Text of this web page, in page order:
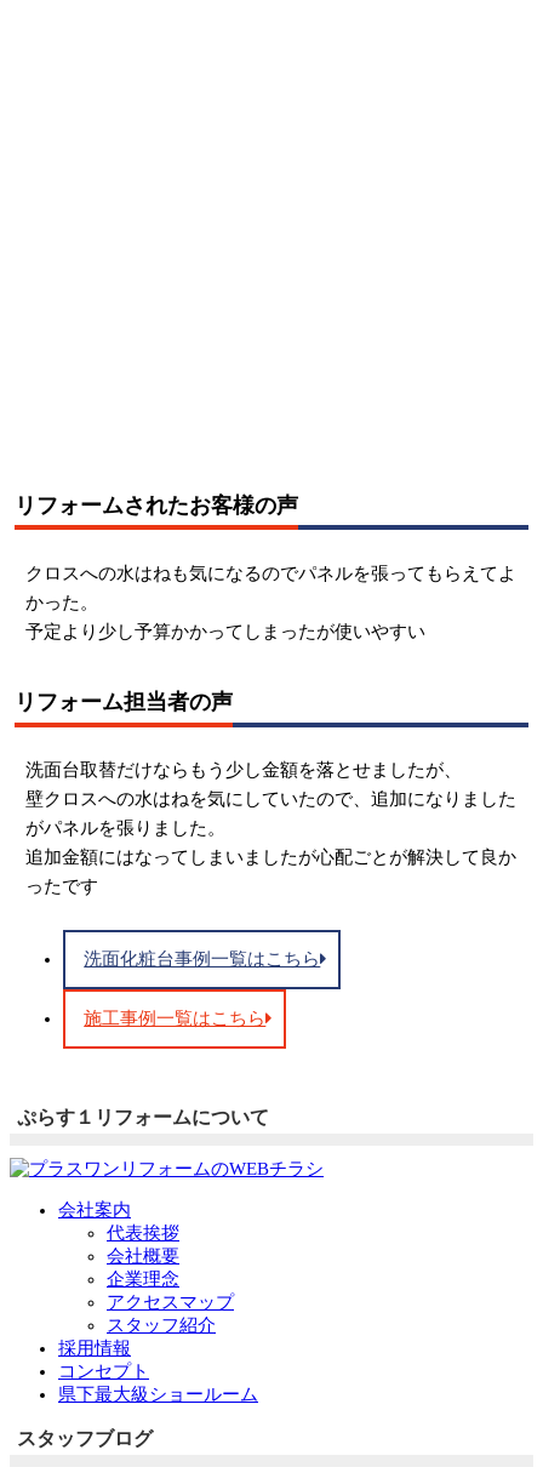
リフォームされたお客様の声
クロスへの水はねも気になるのでパネルを張ってもらえてよ
かった。
予定より少し予算かかってしまったが使いやすい
リフォーム担当者の声
洗面台取替だけならもう少し金額を落とせましたが、
壁クロスへの水はねを気にしていたので、追加になりました
がパネルを張りました。
追加金額にはなってしまいましたが心配ごとが解決して良か
ったです
洗面化粧台事例一覧はこちら
施工事例一覧はこちら
ぷらす１リフォームについて
会社案内
代表挨拶
会社概要
企業理念
アクセスマップ
スタッフ紹介
採用情報
コンセプト
県下最大級ショールーム
スタッフブログ